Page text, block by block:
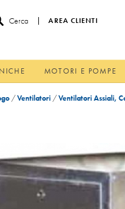
Cerca AREA CLIENTI
MOTORI E POMPE
/Ventilatori /Ventilatori Assiali,